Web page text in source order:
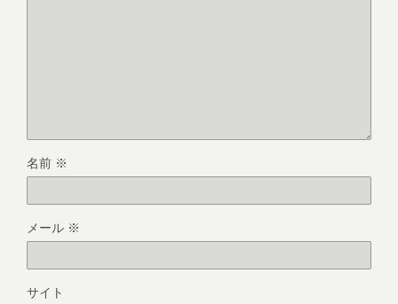
名前 ※
メール ※
サイト